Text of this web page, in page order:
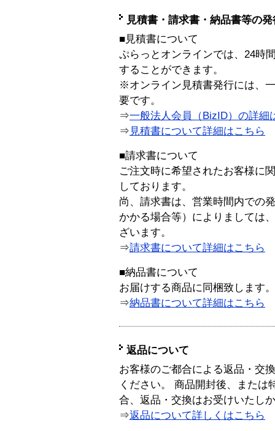
見積書・請求書・納品書等の
■見積書について
ぷらっとオンラインでは、24時
することができます。
※オンライン見積書発行には、
要です。
⇒一般法人会員（BizID）の詳細
⇒ 見積書について詳細はこちら
■請求書について
ご注文時に希望されたお客様に
しております。
尚、請求書は、営業時間内での
かかる場合等）によりましては
ざいます。
⇒請求書について詳細はこちら
■納品書について
お届けする商品に同梱致します。
⇒納品書について詳細はこちら
返品について
お客様のご都合による返品・交
ください。 商品開封後、または
合、返品・交換はお受けいたし
⇒返品について詳しくはこちら